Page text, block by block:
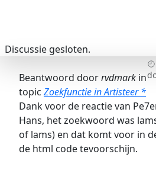
Discussie gesloten.
Beantwoord doorrvdmarkin
topic Zoekfunctie in Artisteer *
Dank voor de reactie van
Hans, het zoekwoord was
of lams) en dat komt voor in
de html code tevoorschijn.